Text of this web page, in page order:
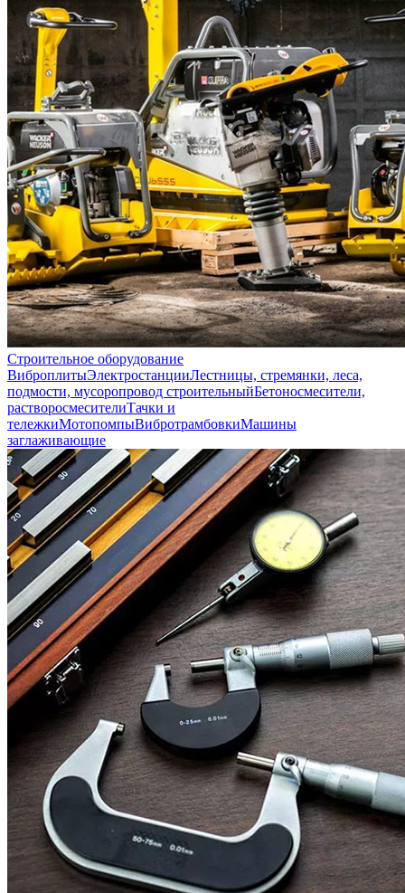
Строительное оборудование
ВиброплитыЭлектростанцииЛестницы, стремянки, леса,
подмости, мусоропровод строительныйБетоносмесители,
растворосмесителиТачки и
тележкиМотопомпыВибротрамбовкиМашины
заглаживающие